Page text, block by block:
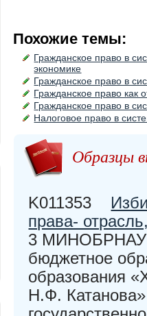
Похожие темы:
Гражданское право в
экономике
Гражданское право в
Гражданское право как
Гражданское право в
Налоговое право в
Образцы
K011353
права-
3
бюджетное
образования
Н.Ф.